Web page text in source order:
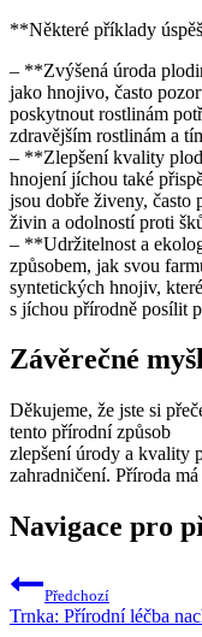
**Některé příklady
– **Zvýšená úroda
jako hnojivo, často
poskytnout rostlinám
zdravějším rostlinám a‌
– **Zlepšení kvality
hnojení jíchou⁤ také
jsou dobře živeny, často
živin a odolností proti
– **Udržitelnost​ a
způsobem, jak svou
syntetických hnojiv,
s jíchou přírodně posílit
Závěrečné
Děkujeme,⁣ že jste si
tento přírodní způsob
zlepšení úrody ⁣a kvality
zahradničení. Příroda
Navigace pro
Předchozí
Trnka: Přírodní léčba